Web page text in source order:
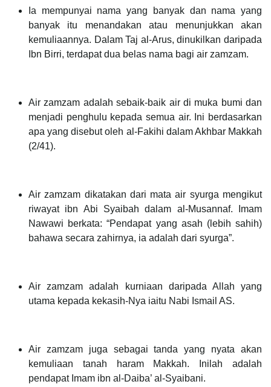
Ia mempunyai nama yang banyak dan nama yang
banyak itu menandakan atau menunjukkan akan
kemuliaannya. Dalam Taj al-Arus, dinukilkan daripada
Ibn Birri, terdapat dua belas nama bagi air zamzam.
Air zamzam adalah sebaik-baik air di muka bumi dan
menjadi penghulu kepada semua air. Ini berdasarkan
apa yang disebut oleh al-Fakihi dalam Akhbar Makkah
(2/41).
Air zamzam dikatakan dari mata air syurga mengikut
riwayat ibn Abi Syaibah dalam al-Musannaf. Imam
Nawawi berkata: “Pendapat yang asah (lebih sahih)
bahawa secara zahirnya, ia adalah dari syurga”.
Air zamzam adalah kurniaan daripada Allah yang
utama kepada kekasih-Nya iaitu Nabi Ismail AS.
Air zamzam juga sebagai tanda yang nyata akan
kemuliaan tanah haram Makkah. Inilah adalah
pendapat Imam ibn al-Daiba’ al-Syaibani.